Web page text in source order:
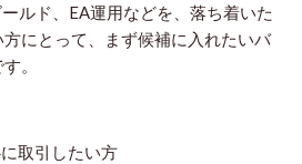
ルド、EA運用などを、落ち着いた
にとって、まず候補に入れたいバ
。
取引したい方